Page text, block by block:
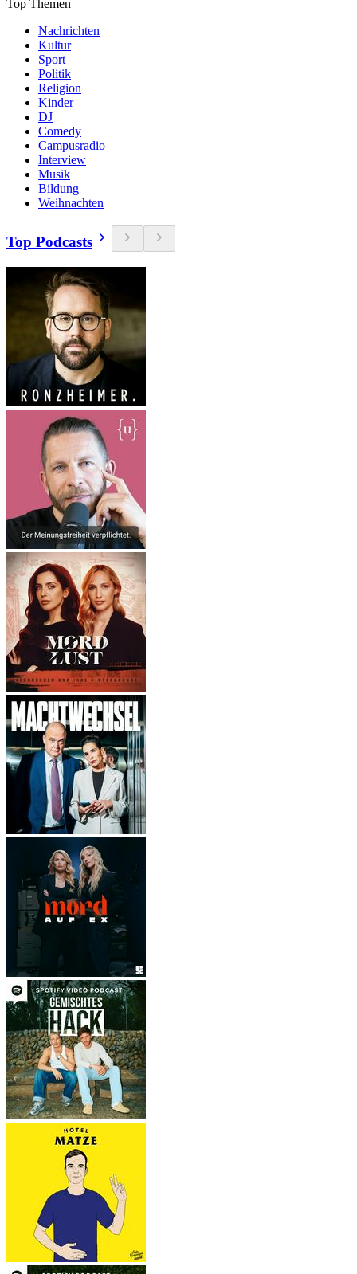
Top Themen
Nachrichten
Kultur
Sport
Politik
Religion
Kinder
DJ
Comedy
Campusradio
Interview
Musik
Bildung
Weihnachten
Top Podcasts